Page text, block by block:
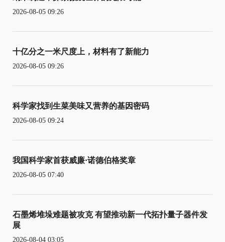
2026-08-05 09:26
十亿分之一米尺度上，材料有了新能力
2026-08-05 09:26
科学家找到生菜美味又营养的基因密码
2026-08-05 09:24
我国科学家首获威廉·诺德伯格奖章
2026-08-05 07:40
石墨烯堆垛难题被攻克 有望推动新一代拓扑量子器件发
展
2026-08-04 03:05